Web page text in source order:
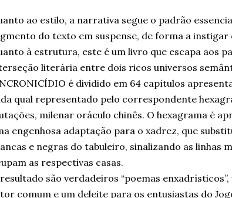
ao estilo, a narrativa segue o padrão
do texto em suspense, de forma a
à estrutura, este é um livro que escapa aos
literária entre dois ricos universos
é dividido em 64 capítulos
qual representado pelo correspondente
milenar oráculo chinês. O hexagrama é
engenhosa adaptação para o xadrez, que
e negras do tabuleiro, sinalizando as linhas
as respectivas casas.
são verdadeiros “poemas
comum e um deleite para os entusiastas do